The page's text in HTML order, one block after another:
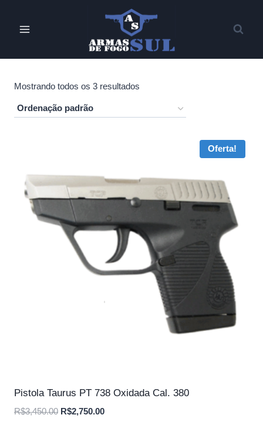
Mostrando todos os 3 resultados
Oferta!
Pistola Taurus PT 738 Oxidada Cal. 380
R$3,450.00 O
R$2,750.00O